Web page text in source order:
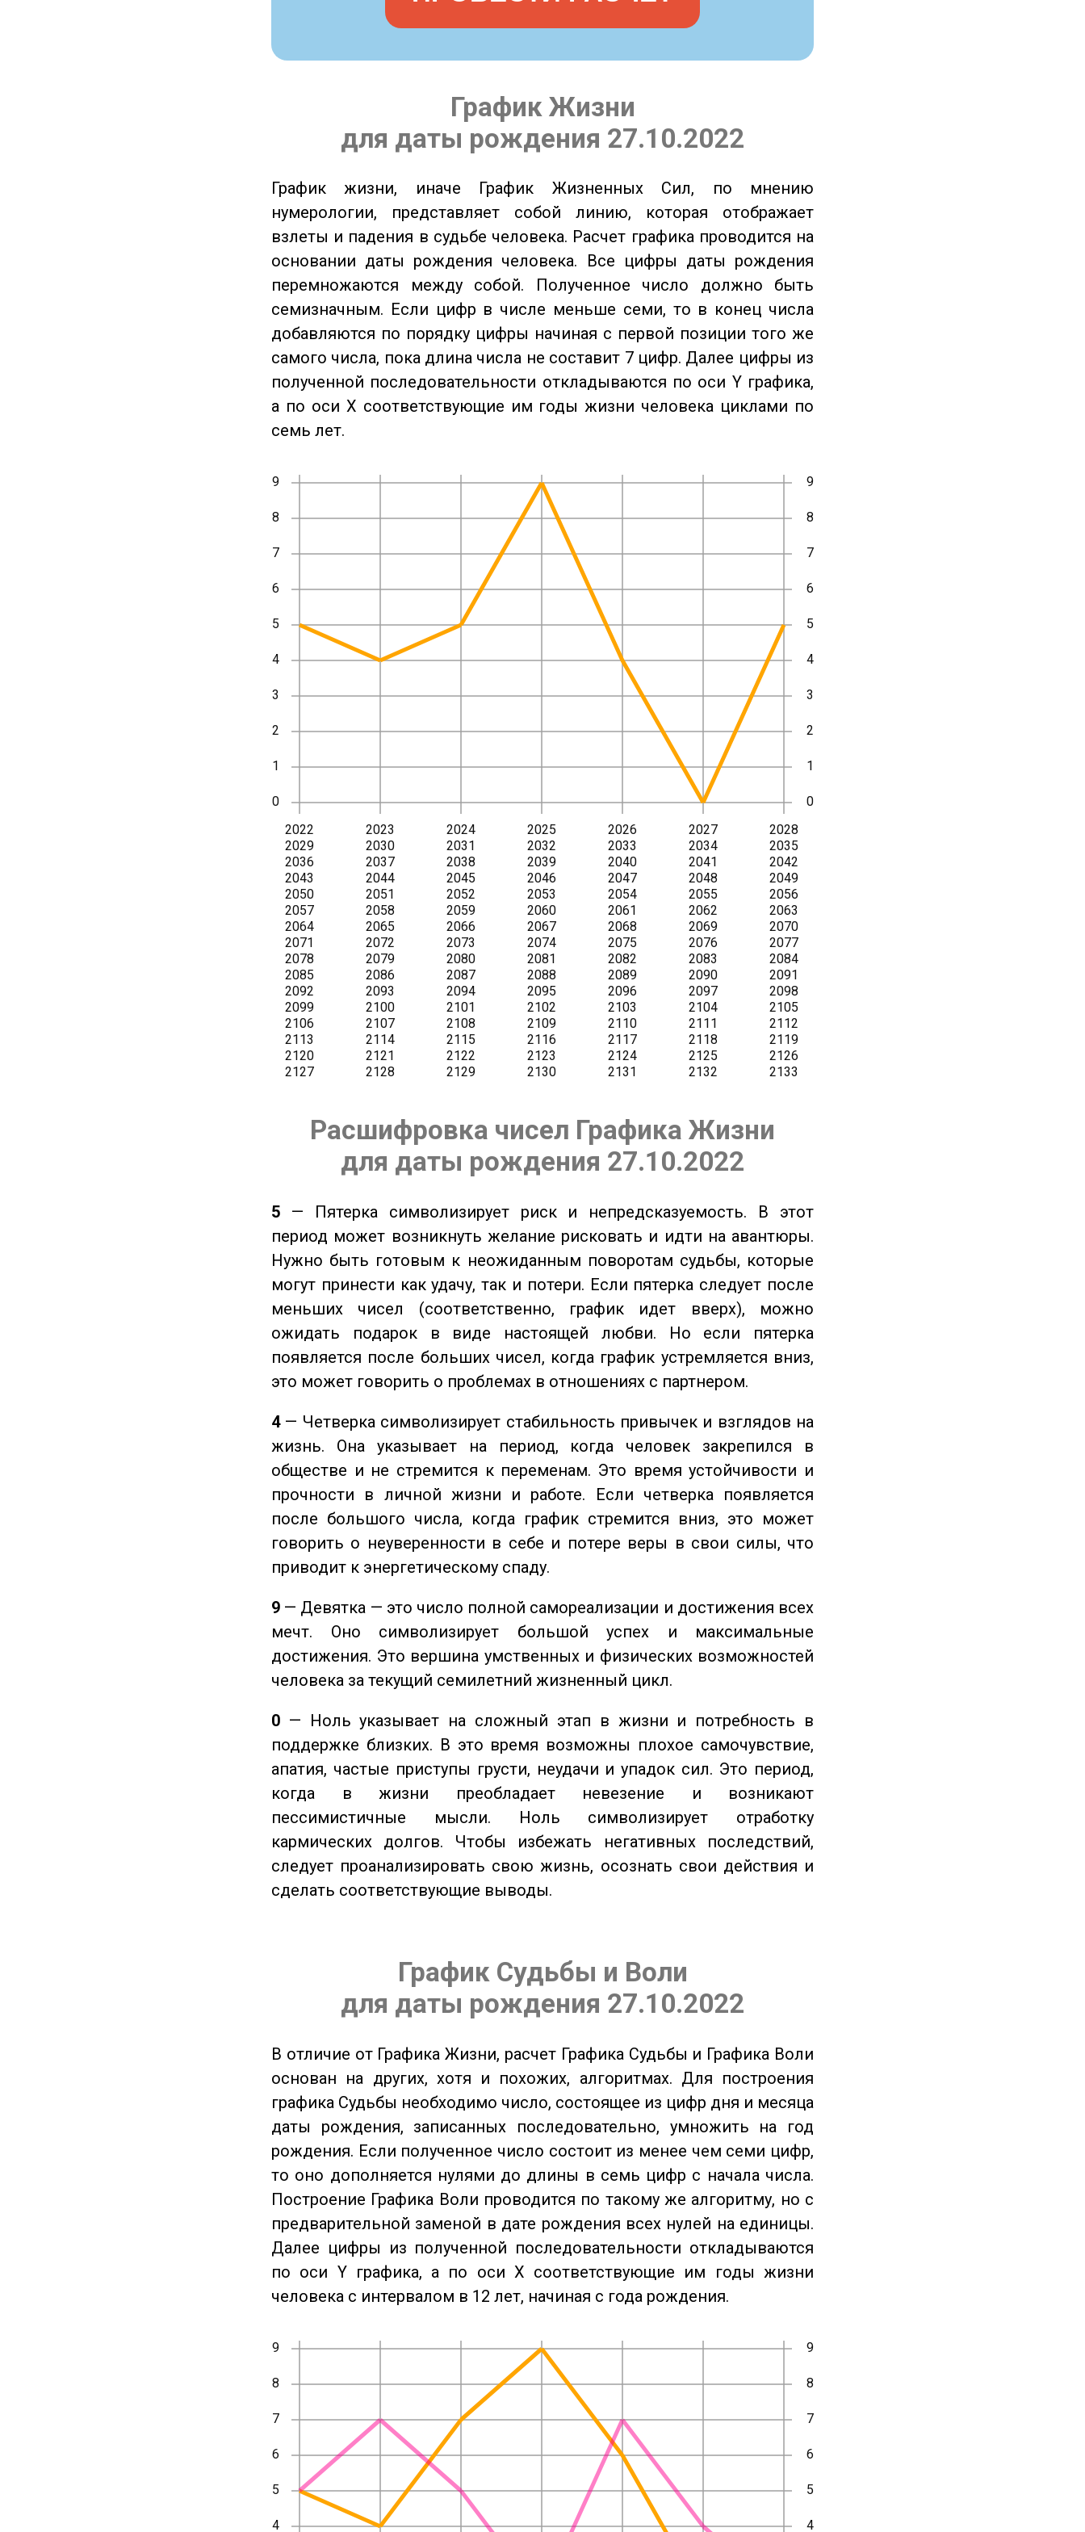
График Жизни
для даты рождения 27.10.2022
График жизни, иначе График Жизненных Сил, по мнению
нумерологии, представляет собой линию, которая отображает
взлеты и падения в судьбе человека. Расчет графика проводится на
основании даты рождения человека. Все цифры даты рождения
перемножаются между собой. Полученное число должно быть
семизначным. Если цифр в числе меньше семи, то в конец числа
добавляются по порядку цифры начиная с первой позиции того же
самого числа, пока длина числа не составит 7 цифр. Далее цифры из
полученной последовательности откладываются по оси Y графика,
а по оси X соответствующие им годы жизни человека циклами по
семь лет.
Расшифровка чисел Графика Жизни
для даты рождения 27.10.2022
5 — Пятерка символизирует риск и непредсказуемость. В этот
период может возникнуть желание рисковать и идти на авантюры.
Нужно быть готовым к неожиданным поворотам судьбы, которые
могут принести как удачу, так и потери. Если пятерка следует после
меньших чисел (соответственно, график идет вверх), можно
ожидать подарок в виде настоящей любви. Но если пятерка
появляется после больших чисел, когда график устремляется вниз,
это может говорить о проблемах в отношениях с партнером.
4— Четверка символизирует стабильность привычек и взглядов на
жизнь. Она указывает на период, когда человек закрепился в
обществе и не стремится к переменам. Это время устойчивости и
прочности в личной жизни и работе. Если четверка появляется
после большого числа, когда график стремится вниз, это может
говорить о неуверенности в себе и потере веры в свои силы, что
приводит к энергетическому спаду.
9 — Девятка — это число полной самореализации и достижения всех
мечт. Оно символизирует большой успех и максимальные
достижения. Это вершина умственных и физических возможностей
человека за текущий семилетний жизненный цикл.
0 — Ноль указывает на сложный этап в жизни и потребность в
поддержке близких. В это время возможны плохое самочувствие,
апатия, частые приступы грусти, неудачи и упадок сил. Это период,
когда в жизни преобладает невезение и возникают
пессимистичные мысли. Ноль символизирует отработку
кармических долгов. Чтобы избежать негативных последствий,
следует проанализировать свою жизнь, осознать свои действия и
сделать соответствующие выводы.
График Судьбы и Воли
для даты рождения 27.10.2022
В отличие от Графика Жизни, расчет Графика Судьбы и Графика Воли
основан на других, хотя и похожих, алгоритмах. Для построения
графика Судьбы необходимо число, состоящее из цифр дня и месяца
даты рождения, записанных последовательно, умножить на год
рождения. Если полученное число состоит из менее чем семи цифр,
то оно дополняется нулями до длины в семь цифр с начала числа.
Построение Графика Воли проводится по такому же алгоритму, но с
предварительной заменой в дате рождения всех нулей на единицы.
Далее цифры из полученной последовательности откладываются
по оси Y графика, а по оси X соответствующие им годы жизни
человека с интервалом в 12 лет, начиная с года рождения.